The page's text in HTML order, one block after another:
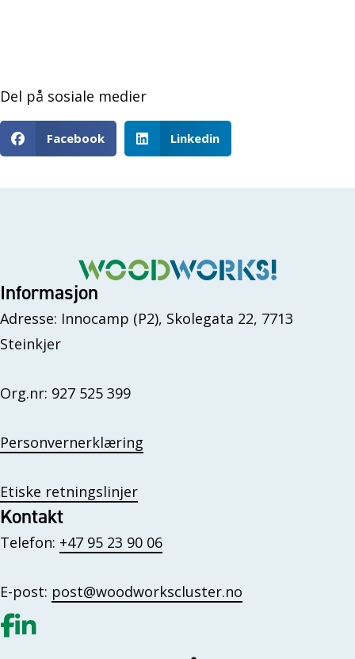
Del på sosiale medier
Facebook Linkedin
Informasjon
Adresse: Innocamp (P2), Skolegata 22, 7713
Steinkjer
Org.nr: 927 525 399
Personvernerklæring
Etiske retningslinjer
Kontakt
Telefon: +47 95 23 90 06
E-post: post@woodworkscluster.no
Gå til vår Facebook
Gå til vår LinkedIn